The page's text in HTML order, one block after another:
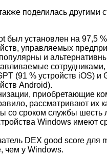
поделилась другими
был установлен на 97,5
управляемых
и
сотрудниками,
(91 % устройств iOS) и
Android).
приобретающие
рассматривают их
со сроком службы шесть
Windows имеют
DEX good score для
чем у Windows.